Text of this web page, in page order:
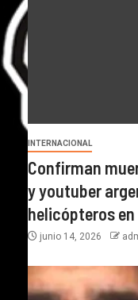
INTERNACIONAL
Confirman
y youtuber
helicópteros en
junio 14, 2026